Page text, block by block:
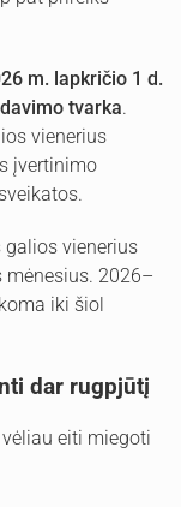
m. lapkričio 1 d.
tvarka.
vienerius
įvertinimo
vienerius
mėnesius. 2026–
iki šiol
dar rugpjūtį
eiti miegoti